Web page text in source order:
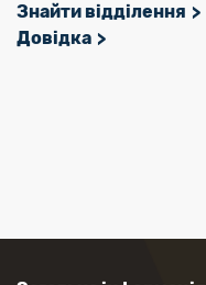
Знайти відділення
Довідка